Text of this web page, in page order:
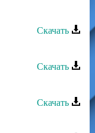
Скачать
Скачать
Скачать